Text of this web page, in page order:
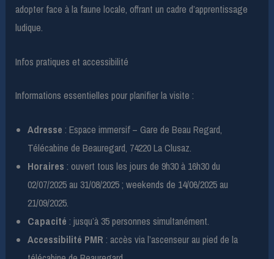
adopter face à la faune locale, offrant un cadre d’apprentissage
ludique.
Infos pratiques et accessibilité
Informations essentielles pour planifier la visite :
Adresse : Espace immersif – Gare de Beau Regard,
Télécabine de Beauregard, 74220 La Clusaz.
Horaires : ouvert tous les jours de 9h30 à 16h30 du
02/07/2025 au 31/08/2025 ; weekends de 14/06/2025 au
21/09/2025.
Capacité : jusqu’à 35 personnes simultanément.
Accessibilité PMR : accès via l’ascenseur au pied de la